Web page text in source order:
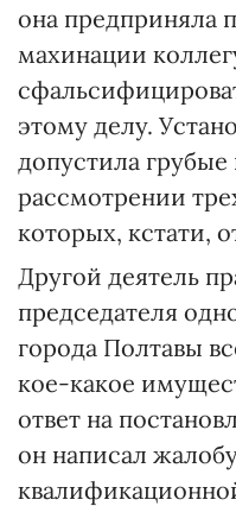
она предприняла
махинации
этому делу.
допустила
рассмотрении
которых, кстати,
Другой деятель
председателя
города Полтавы
кое-какое
ответ на
он написал